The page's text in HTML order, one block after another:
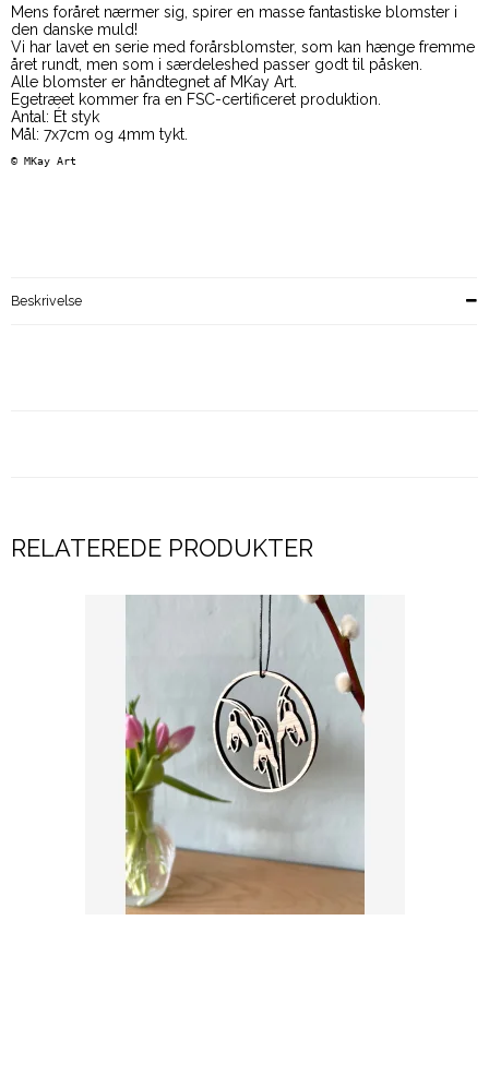
Mens foråret nærmer sig, spirer en masse fantastiske blomster i
den danske muld!
Vi har lavet en serie med forårsblomster, som kan hænge fremme
året rundt, men som i særdeleshed passer godt til påsken.
Alle blomster er håndtegnet af MKay Art.
Egetræet kommer fra en FSC-certificeret produktion.
Antal: Ét styk
Mål: 7x7cm og 4mm tykt.
© MKay Art
Beskrivelse
RELATEREDE PRODUKTER